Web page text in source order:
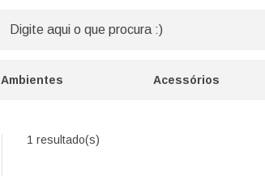
Ambientes Acessórios
1 resultado(s)